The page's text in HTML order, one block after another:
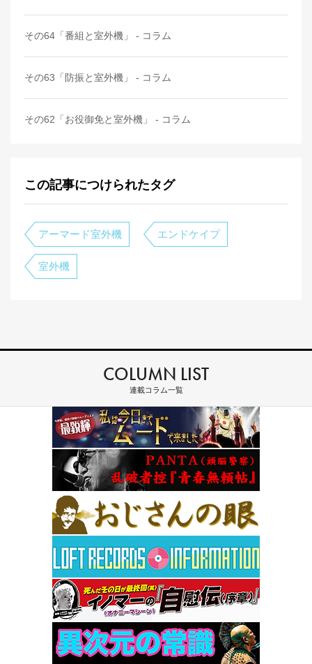
その64「番組と室外機」 - コラム
その63「防振と室外機」 - コラム
その62「お役御免と室外機」 - コラム
この記事につけられたタグ
アーマード室外機 エンドケイプ
室外機
COLUMN LIST
連載コラム一覧